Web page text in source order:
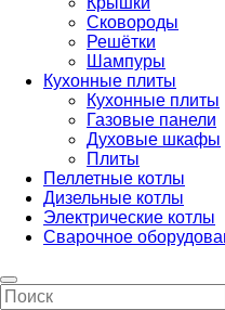
Сковороды
Решётки
Шампуры
Кухонные плиты
Кухонные плиты
Газовые панели
Духовые шкафы
Плиты
Пеллетные котлы
Дизельные котлы
Электрические котлы
Сварочное